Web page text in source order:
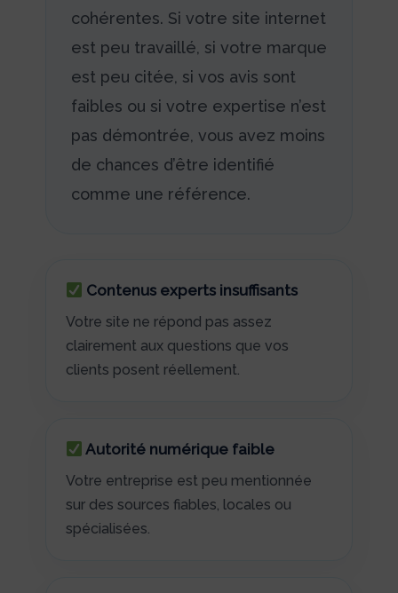
cohérentes. Si votre site internet
est peu travaillé, si votre marque
est peu citée, si vos avis sont
faibles ou si votre expertise n’est
pas démontrée, vous avez moins
de chances d’être identifié
comme une référence.
Contenus experts insuffisants
Votre site ne répond pas assez
clairement aux questions que vos
clients posent réellement.
Autorité numérique faible
Votre entreprise est peu mentionnée
sur des sources fiables, locales ou
spécialisées.